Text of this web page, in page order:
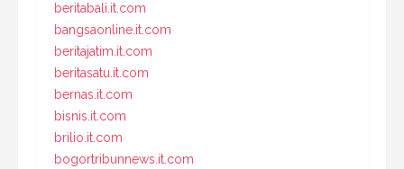
beritabali.it.com
bangsaonline.it.com
beritajatim.it.com
beritasatu.it.com
bernas.it.com
bisnis.it.com
brilio.it.com
bogortribunnews.it.com